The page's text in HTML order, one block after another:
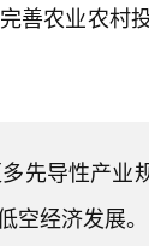
善农业农
先导性产业
经济发展。